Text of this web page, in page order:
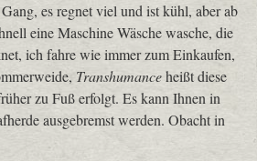
es regnet viel und ist kühl, aber ab
eine Maschine Wäsche wasche, die
ich fahre wie immer zum Einkaufen,
Transhumanceheißt diese
zu Fuß erfolgt. Es kann Ihnen in
ausgebremst werden. Obacht in